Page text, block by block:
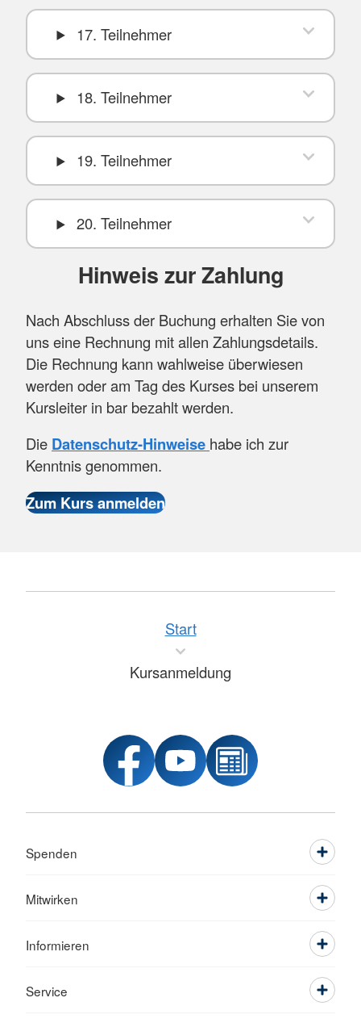
17. Teilnehmer
18. Teilnehmer
19. Teilnehmer
20. Teilnehmer
Hinweis zur Zahlung
Nach Abschluss der Buchung erhalten Sie von
uns eine Rechnung mit allen Zahlungsdetails.
Die Rechnung kann wahlweise überwiesen
werden oder am Tag des Kurses bei unserem
Kursleiter in bar bezahlt werden.
Die Datenschutz-Hinweise habe ich zur
Kenntnis genommen.
Start
Kursanmeldung
Spenden
Mitwirken
Informieren
Service